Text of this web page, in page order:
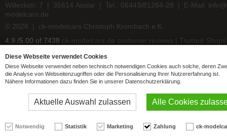
Willeckstr. 7 | 35614 Asslar | Tel.: 06443/81284-28 | E-Mail:
modelcars.de
© 2026 | ck-modelcars Christoph Krombach e.K.
4.9 /5.00 of 7438 ck-modelcars.de customer reviews | Trusted Shops
Diese Webseite verwendet Cookies
Diese Webseite verwendet neben technisch notwendigen Cookies auch solche, deren
die Analyse von Webseitenzugriffen oder die Personalisierung Ihrer Nutzererfahrung ist.
Nähere Informationen dazu finden Sie in unserer Datenschutzerklärung.
Aktuelle Auswahl zulassen Alle Cookies
Notwendig Statistik Marketing Zahlung ck-